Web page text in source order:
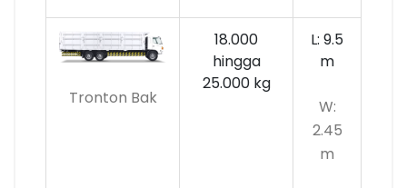
Tronton Bak
18.000
hingga
25.000 kg
L: 9.5
m
W:
2.45
m